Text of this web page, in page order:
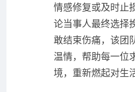
情感修复或及时止
论当事人最终选择
敢结束伤痛，该团
温情，帮助每一位
境，重新燃起对生